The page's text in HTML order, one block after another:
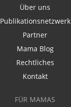
Über uns
Publikationsnetzwerk
Partner
Mama Blog
Rechtliches
Kontakt
FÜR MAMAS